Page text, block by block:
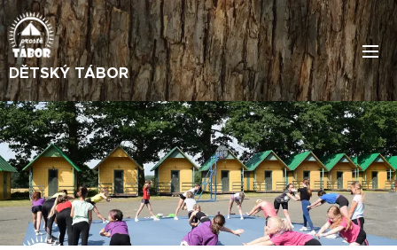
DĚTSKÝ TÁBOR